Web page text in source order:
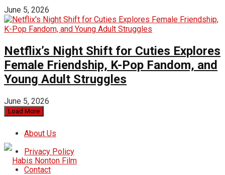
June 5, 2026
Netflix’s Night Shift for Cuties Explores
Female Friendship, K-Pop Fandom, and
Young Adult Struggles
June 5, 2026
Load More
About Us
Privacy Policy
Contact